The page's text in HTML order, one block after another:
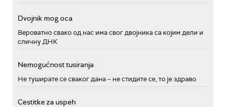
Dvojnik mog oca
Вероватно свако од нас има свог двојника са којим дели и
сличну ДНК
Nemogućnost tusiranja
Не туширате се сваког дана – не стидите се, то је здраво
Cestitke za uspeh